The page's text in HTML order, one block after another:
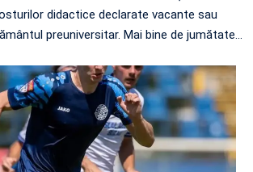
didactice declarate vacante sau
preuniversitar. Mai bine de jumătate